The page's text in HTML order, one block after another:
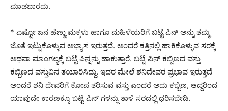
ಮಾಡಬಾರದು.
* ಎಷ್ಟೋ ಜನ ಹೆಣ್ಣು ಮಕ್ಕಳು ಹಾಗೂ ಮಹಿಳೆಯರಿಗೆ ಬಟ್ಟೆ ಪಿನ್ ಅನ್ನು ತಮ್ಮ
ಜೊತೆ ಇಟ್ಟುಕೊಳ್ಳುವ ಅಭ್ಯಾಸ ಇರುತ್ತದೆ. ಅಂದರೆ ಕತ್ತಿನಲ್ಲಿ ಹಾಕಿಕೊಳ್ಳುವ ಸರಕ್ಕೆ
ಅಥವಾ ಮಾಂಗಲ್ಯಕ್ಕೆ ಬಟ್ಟೆ ಪಿನ್ನನ್ನು ಹಾಕುತ್ತಾರೆ. ಬಟ್ಟೆ ಪಿನ್ ಕಬ್ಬಿಣದ ವಸ್ತು
ಕಬ್ಬಿಣದ ವಸ್ತುವಿನ ತಯಾರಿಸಿದ್ದು. ಇದರ ಮೇಲೆ ಶನಿದೇವರ ಪ್ರಭಾವ ಇರುತ್ತದೆ
ಅಂದರೆ ಶನಿ ದೇವರಿಗೆ ಕೋಪ ತರಿಸುವ ವಸ್ತು ಎಂದರೆ ಅದು ಕಬ್ಬಿಣ, ಆದ್ದರಿಂದ
ಯಾವುದೇ ಕಾರಣಕ್ಕೂ ಬಟ್ಟೆ ಪಿನ್ ಗಳನ್ನು ತಾಳಿ ಸರದಲ್ಲಿ ಧರಿಸಬೇಡಿ.